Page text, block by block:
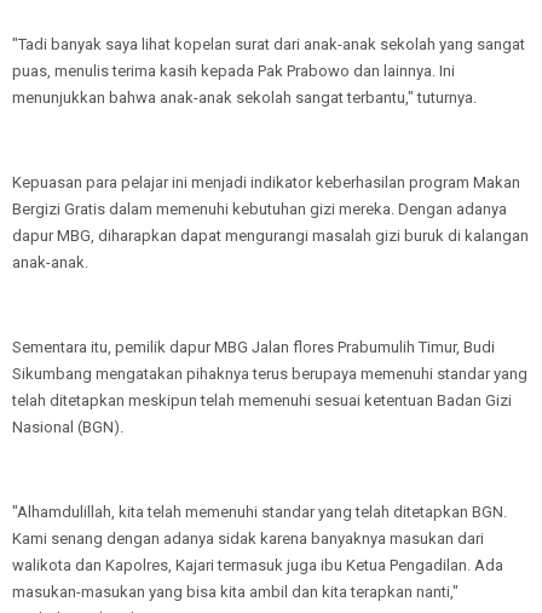
"Tadi banyak saya lihat kopelan surat dari anak-anak sekolah yang sangat
puas, menulis terima kasih kepada Pak Prabowo dan lainnya. Ini
menunjukkan bahwa anak-anak sekolah sangat terbantu," tuturnya.
Kepuasan para pelajar ini menjadi indikator keberhasilan program Makan
Bergizi Gratis dalam memenuhi kebutuhan gizi mereka. Dengan adanya
dapur MBG, diharapkan dapat mengurangi masalah gizi buruk di kalangan
anak-anak.
Sementara itu, pemilik dapur MBG Jalan flores Prabumulih Timur, Budi
Sikumbang mengatakan pihaknya terus berupaya memenuhi standar yang
telah ditetapkan meskipun telah memenuhi sesuai ketentuan Badan Gizi
Nasional (BGN).
"Alhamdulillah, kita telah memenuhi standar yang telah ditetapkan BGN.
Kami senang dengan adanya sidak karena banyaknya masukan dari
walikota dan Kapolres, Kajari termasuk juga ibu Ketua Pengadilan. Ada
masukan-masukan yang bisa kita ambil dan kita terapkan nanti,"